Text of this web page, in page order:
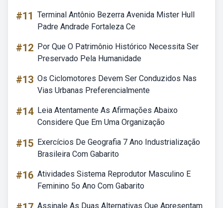
#11 Terminal Antônio Bezerra Avenida Mister Hull
Padre Andrade Fortaleza Ce
#12 Por Que O Patrimônio Histórico Necessita Ser
Preservado Pela Humanidade
#13 Os Ciclomotores Devem Ser Conduzidos Nas
Vias Urbanas Preferencialmente
#14 Leia Atentamente As Afirmações Abaixo
Considere Que Em Uma Organização
#15 Exercícios De Geografia 7 Ano Industrialização
Brasileira Com Gabarito
#16 Atividades Sistema Reprodutor Masculino E
Feminino 5o Ano Com Gabarito
Assinale As Duas Alternativas Que Apresentam